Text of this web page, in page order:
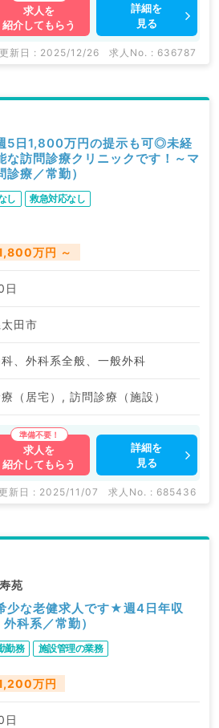
求人を
紹介してもらう
詳細を
見る
新日 : 2025/12/26 求人No. : 636787
5日1,800万円の提示も可◎未経
な訪問診療クリニックです！～マ
療／常勤）
し
救急対応なし
万円 ～
日
田市
、外科系全般、一般外科
（居宅）, 訪問診療（施設）
求人を
紹介してもらう
詳細を
見る
新日 : 2025/11/07 求人No. : 685436
苑
少な老健求人です★週4日年収
科系／常勤）
勤務 施設管理の業務
万円
日